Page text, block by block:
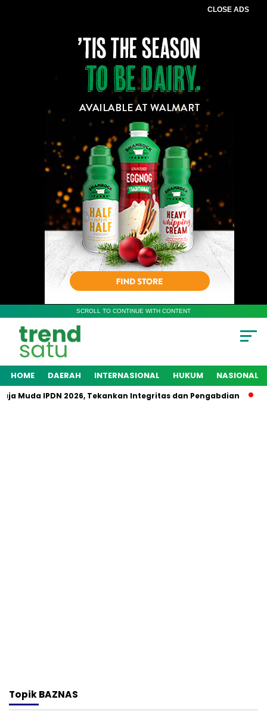
CLOSE ADS
SCROLL TO CONTINUE WITH CONTENT
HOME DAERAH INTERNASIONAL HUKUM NASIONAL
Muda IPDN 2026, Tekankan Integritas dan Pengabdian
TopikBAZNAS